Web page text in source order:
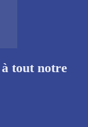
tout notre